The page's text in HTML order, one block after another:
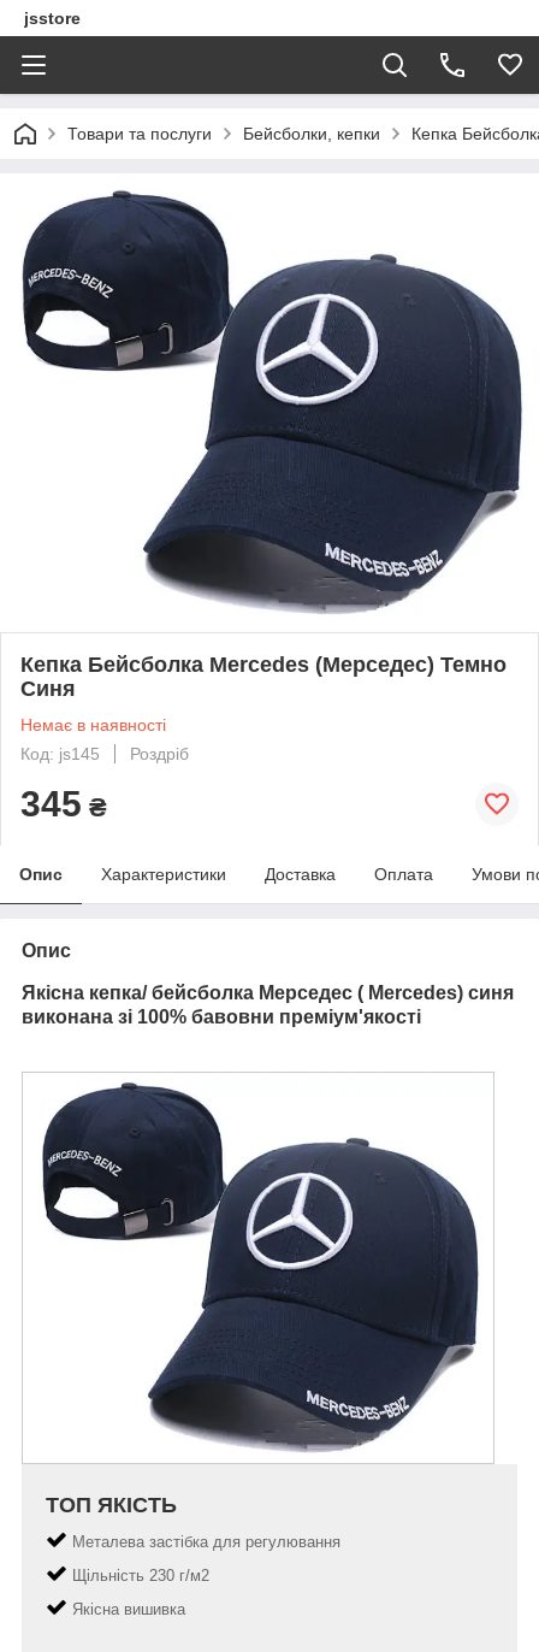
jsstore
Товари та послуги Бейсболки, кепки Кепка
Кепка Бейсболка Mercedes (Мерседес) Темно
Синя
Немає в наявності
Код: js145
Роздріб
345 ₴
Опис Характеристики Доставка Оплата Умови
Опис
Якісна кепка/ бейсболка Мерседес ( Mercedes) синя
виконана зі 100% бавовни преміум'якості
ТОП ЯКІСТЬ
Металева застібка для регулювання
Щільність 230 г/м2
Якісна вишивка